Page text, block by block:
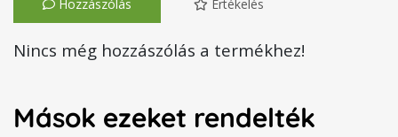
Hozzászólás Értékelés
Nincs még hozzászólás a termékhez!
Mások ezeket rendelték